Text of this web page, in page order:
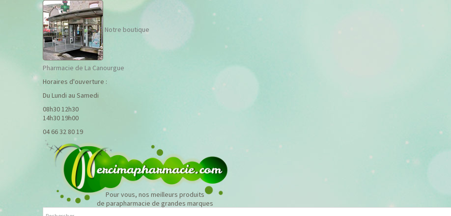
Notre boutique
Pharmacie de La Canourgue
Horaires d'ouverture :
Du Lundi au Samedi
08h30 12h30
14h30 19h00
04 66 32 80 19
Pour vous, nos meilleurs produits
de parapharmacie de grandes marques